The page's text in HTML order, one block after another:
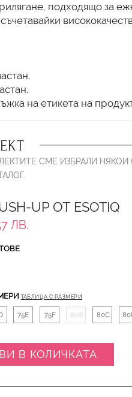
подходящо за
СМЕ ИЗБРАЛИ НЯКОИ
UP ОТ ESOTIQ
ЛВ.
ТАБЛИЦА С РАЗМЕРИ
75E 75F 80B 80C
В КОЛИЧКАТА